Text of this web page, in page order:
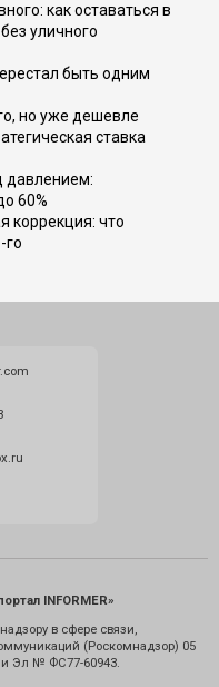
как оставаться в
уличного
быть одним
но уже дешевле
ставка
давлением:
60%
коррекция: что
го
INFORMER»
в сфере связи,
(Роскомнадзор) 05
Эл № ФС77-60943.